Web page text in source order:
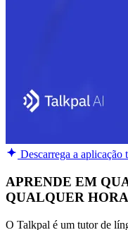
Descarrega a aplicação
APRENDE EM
QUALQUER HORA
O Talkpal é um tutor de